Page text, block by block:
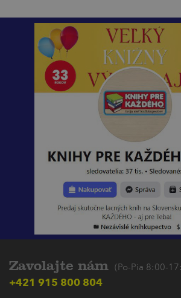
Zavolajte nám (Po-Pia 8:00-
+421 915 800 804